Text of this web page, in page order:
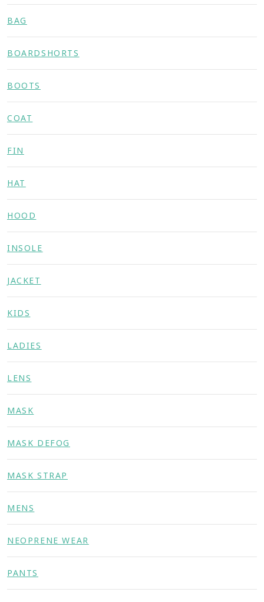
BAG
BOARDSHORTS
BOOTS
COAT
FIN
HAT
HOOD
INSOLE
JACKET
KIDS
LADIES
LENS
MASK
MASK DEFOG
MASK STRAP
MENS
NEOPRENE WEAR
PANTS